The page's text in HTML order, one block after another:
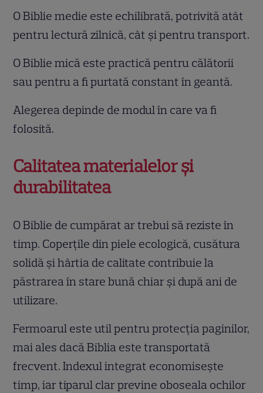
O Biblie medie este echilibrată, potrivită atât
pentru lectură zilnică, cât și pentru transport.
O Biblie mică este practică pentru călătorii
sau pentru a fi purtată constant în geantă.
Alegerea depinde de modul în care va fi
folosită.
Calitatea materialelor și
durabilitatea
O Biblie de cumpărat ar trebui să reziste în
timp. Coperțile din piele ecologică, cusătura
solidă și hârtia de calitate contribuie la
păstrarea în stare bună chiar și după ani de
utilizare.
Fermoarul este util pentru protecția paginilor,
mai ales dacă Biblia este transportată
frecvent. Indexul integrat economisește
timp, iar tiparul clar previne oboseala ochilor